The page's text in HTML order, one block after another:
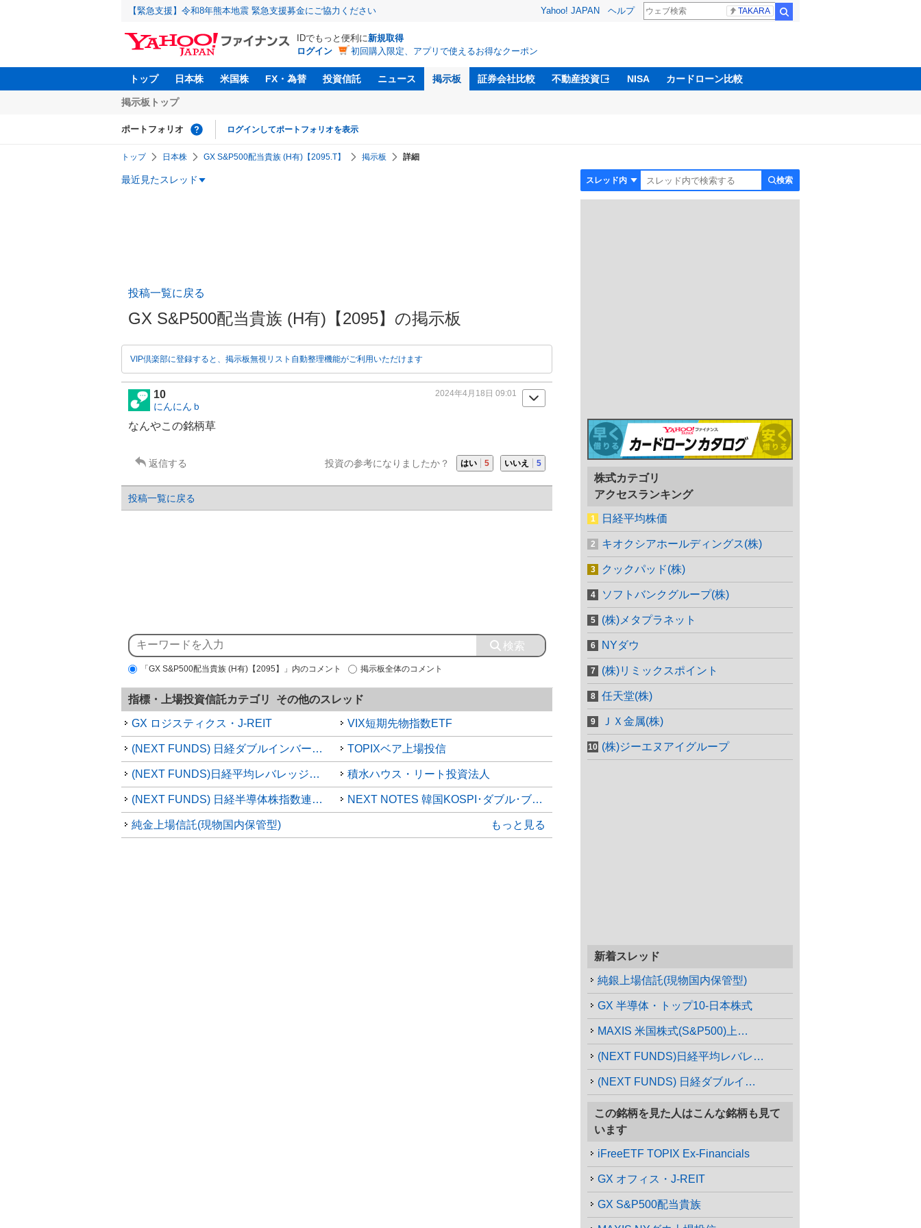
【緊急支援】令和8年熊本地震 緊急支援募金にご協力ください Yahoo! JAPAN ヘルプ TAKARA
IDでもっと便利に新規取得
ログイン
初回購入限定、アプリで使えるお得なクーポン
トップ 日本株 米国株 FX・為替 投資信託 ニュース 掲示板 証券会社比較 不動産投資 NISA カードローン比較
掲示板トップ
ポートフォリオ ログインしてポートフォリオを表示
トップ 日本株 GX S&P500配当貴族 (H有)【2095.T】 掲示板 詳細
最近見たスレッド 検索
投稿一覧に戻る
GX S&P500配当貴族 (H有)【2095】の掲示板
VIP倶楽部に登録すると、掲示板無視リスト自動整理機能がご利用いただけます
10
にんにんｂ
2024年4月18日 09:01
なんやこの銘柄草
返信する 投資の参考になりましたか？ はい 5 いいえ 5
投稿一覧に戻る
「GX S&P500配当貴族 (H有)【2095】」内のコメント 掲示板全体のコメント
指標・上場投資信託カテゴリ その他のスレッド
GX ロジスティクス・J-REIT VIX短期先物指数ETF
(NEXT FUNDS) 日経ダブルインバース上場投信 TOPIXベア上場投信
(NEXT FUNDS)日経平均レバレッジ上場投信 積水ハウス・リート投資法人
(NEXT FUNDS) 日経半導体株指数連動型上場投信 NEXT NOTES 韓国KOSPI･ダブル･ブルETN
純金上場信託(現物国内保管型) もっと見る
株式カテゴリ
アクセスランキング
日経平均株価
キオクシアホールディングス(株)
クックパッド(株)
ソフトバンクグループ(株)
(株)メタプラネット
NYダウ
(株)リミックスポイント
任天堂(株)
ＪＸ金属(株)
(株)ジーエヌアイグループ
新着スレッド
純銀上場信託(現物国内保管型)
GX 半導体・トップ10-日本株式
MAXIS 米国株式(S&P500)上…
(NEXT FUNDS)日経平均レバレ…
(NEXT FUNDS) 日経ダブルイ…
この銘柄を見た人はこんな銘柄も見て
います
iFreeETF TOPIX Ex-Financials
GX オフィス・J-REIT
GX S&P500配当貴族